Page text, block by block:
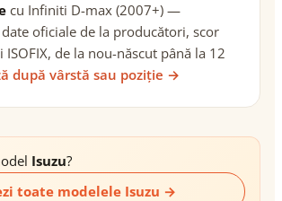
cu Infiniti D-max (2007+) —
oficiale de la producători, scor
ISOFIX, de la nou-născut până la 12
după vârstă sau poziție →
Isuzu?
toate modelele Isuzu →